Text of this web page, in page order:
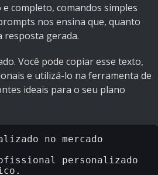
completo, comandos simples
nos ensina que, quanto
resposta gerada.
Você pode copiar esse texto,
e utilizá-lo na ferramenta de
ideais para o seu plano
no mercado
personalizado